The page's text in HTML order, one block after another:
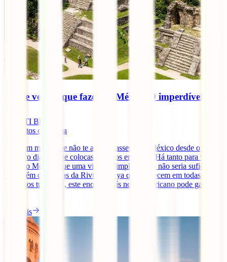
O que ver e o que fazer no México: 9 imperdíveis
IATI Blog
minutos de leitura
Seria um milagre se não te apaixonasses pelo México desde o
primeiro dia que lhe colocas os olhos em cima. Há tanto para ver e
fazer no México que uma viagem simplesmente não seria suficiente.
Para além das praias da Riviera Maya que aparecem em todas os
catálogos turísticos, este enorme país norte-americano pode gabar-se
Ler mais